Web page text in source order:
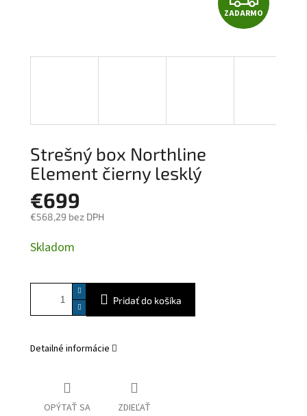
A
D
ZADARMO
Strešný box Northline
Element čierny lesklý
€699
€568,29 bez DPH
cena:
Skladom
Pridať do košíka
Detailné informácie
OPÝTAŤ SA ZDIEĽAŤ